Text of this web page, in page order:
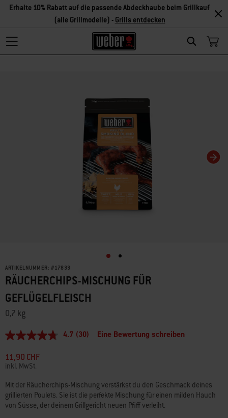
Search
Erhalte 10% Rabatt auf die passende Abdeckhaube beim Grillkauf
(alle Grillmodelle) - Grills entdecken
ARTIKELNUMMER: #17833
RÄUCHERCHIPS-MISCHUNG FÜR
GEFLÜGELFLEISCH
0,7 kg
4.7
5
Sternen,
durchschnittlicher
Bewertungswert.
Read
30
Reviews.
4.7 (30) Eine Bewertung schreiben
11,90 CHF
inkl. MwSt.
Mit der Räucherchips-Mischung verstärkst du den Geschmack deines
grillierten Poulets. Sie ist die perfekte Mischung für einen milden Hauch
von Süsse, der deinem Grillgericht neuen Pfiff verleiht.